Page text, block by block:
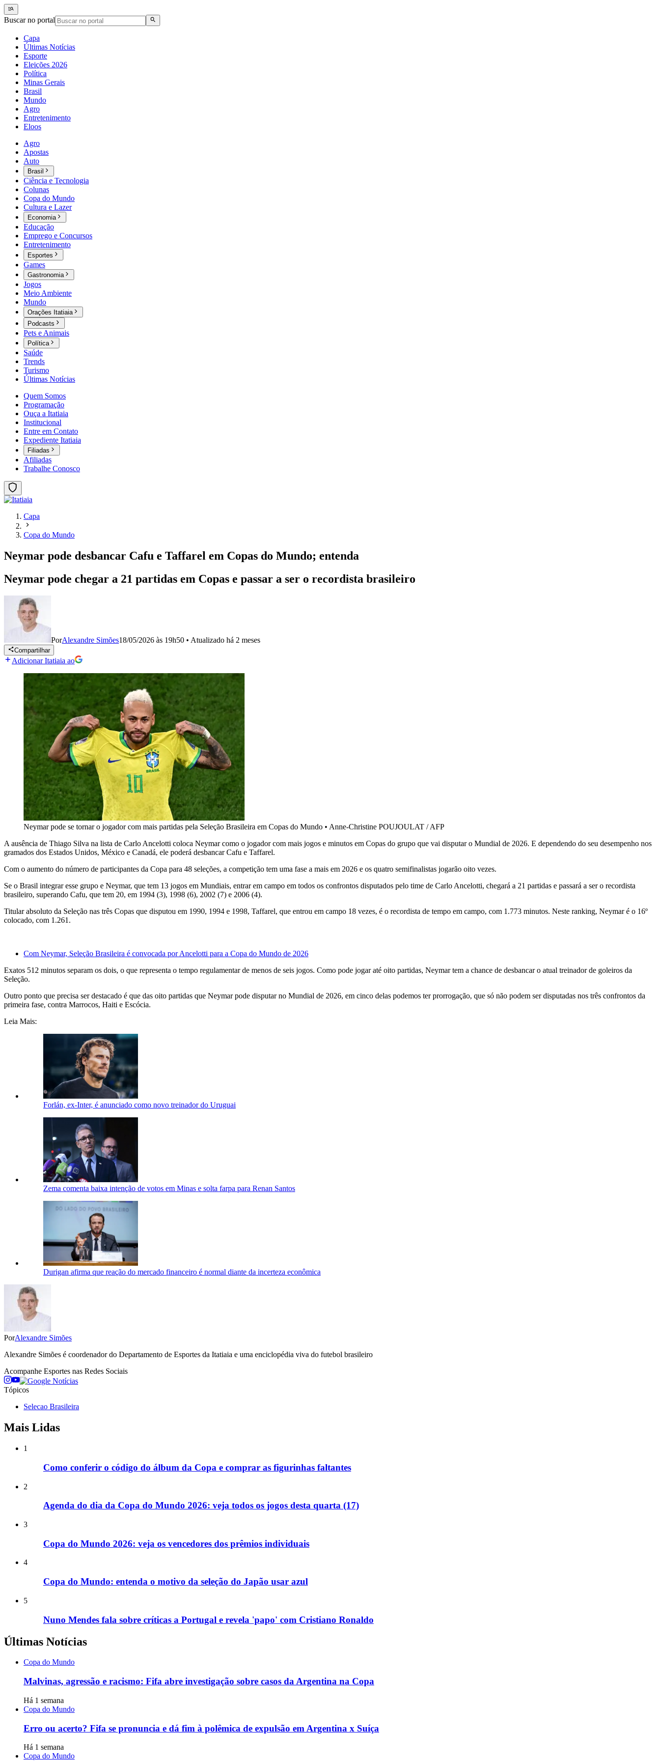
Buscar no portal
Capa
Últimas Notícias
Esporte
Eleições 2026
Política
Minas Gerais
Brasil
Mundo
Agro
Entretenimento
Eloos
Agro
Apostas
Auto
Brasil
Ciência e Tecnologia
Colunas
Copa do Mundo
Cultura e Lazer
Economia
Educação
Emprego e Concursos
Entretenimento
Esportes
Games
Gastronomia
Jogos
Meio Ambiente
Mundo
Orações Itatiaia
Podcasts
Pets e Animais
Política
Saúde
Trends
Turismo
Últimas Notícias
Quem Somos
Programação
Ouça a Itatiaia
Institucional
Entre em Contato
Expediente Itatiaia
Filiadas
Afiliadas
Trabalhe Conosco
Capa
Copa do Mundo
Neymar pode desbancar Cafu e Taffarel em Copas do Mundo; entenda
Neymar pode chegar a 21 partidas em Copas e passar a ser o recordista brasileiro
PorAlexandre Simões18/05/2026 às 19h50 • Atualizado há 2 meses
Compartilhar
Adicionar Itatiaia ao
Neymar pode se tornar o jogador com mais partidas pela Seleção Brasileira em Copas do Mundo • Anne-Christine POUJOULAT / AFP
A ausência de Thiago Silva na lista de Carlo Ancelotti coloca Neymar como o jogador com mais jogos e minutos em Copas do grupo que vai disputar o Mundial de 2026. E dependendo do seu desempenho nos
gramados dos Estados Unidos, México e Canadá, ele poderá desbancar Cafu e Taffarel.
Com o aumento do número de participantes da Copa para 48 seleções, a competição tem uma fase a mais em 2026 e os quatro semifinalistas jogarão oito vezes.
Se o Brasil integrar esse grupo e Neymar, que tem 13 jogos em Mundiais, entrar em campo em todos os confrontos disputados pelo time de Carlo Ancelotti, chegará a 21 partidas e passará a ser o recordista
brasileiro, superando Cafu, que tem 20, em 1994 (3), 1998 (6), 2002 (7) e 2006 (4).
Titular absoluto da Seleção nas três Copas que disputou em 1990, 1994 e 1998, Taffarel, que entrou em campo 18 vezes, é o recordista de tempo em campo, com 1.773 minutos. Neste ranking, Neymar é o 16º
colocado, com 1.261.
Com Neymar, Seleção Brasileira é convocada por Ancelotti para a Copa do Mundo de 2026
Exatos 512 minutos separam os dois, o que representa o tempo regulamentar de menos de seis jogos. Como pode jogar até oito partidas, Neymar tem a chance de desbancar o atual treinador de goleiros da
Seleção.
Outro ponto que precisa ser destacado é que das oito partidas que Neymar pode disputar no Mundial de 2026, em cinco delas podemos ter prorrogação, que só não podem ser disputadas nos três confrontos da
primeira fase, contra Marrocos, Haiti e Escócia.
Leia Mais:
Forlán, ex-Inter, é anunciado como novo treinador do Uruguai
Zema comenta baixa intenção de votos em Minas e solta farpa para Renan Santos
Durigan afirma que reação do mercado financeiro é normal diante da incerteza econômica
PorAlexandre Simões
Alexandre Simões é coordenador do Departamento de Esportes da Itatiaia e uma enciclopédia viva do futebol brasileiro
Acompanhe Esportes nas Redes Sociais
Tópicos
Selecao Brasileira
Mais Lidas
1
Como conferir o código do álbum da Copa e comprar as figurinhas faltantes
2
Agenda do dia da Copa do Mundo 2026: veja todos os jogos desta quarta (17)
3
Copa do Mundo 2026: veja os vencedores dos prêmios individuais
4
Copa do Mundo: entenda o motivo da seleção do Japão usar azul
5
Nuno Mendes fala sobre críticas a Portugal e revela 'papo' com Cristiano Ronaldo
Últimas Notícias
Copa do Mundo
Malvinas, agressão e racismo: Fifa abre investigação sobre casos da Argentina na Copa
Há 1 semana
Copa do Mundo
Erro ou acerto? Fifa se pronuncia e dá fim à polêmica de expulsão em Argentina x Suíça
Há 1 semana
Copa do Mundo